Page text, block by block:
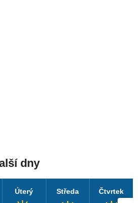
dny
Úterý Středa Čtvrtek